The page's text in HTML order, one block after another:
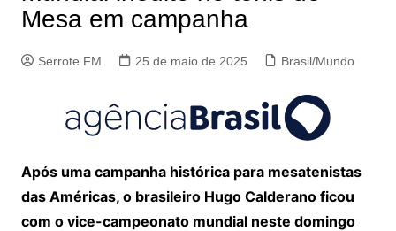
Mesa em campanha
Serrote FM 25 de maio de 2025 Brasil/Mundo
Após uma campanha histórica para mesatenistas
das Américas, o brasileiro Hugo Calderano ficou
com o vice-campeonato mundial neste domingo